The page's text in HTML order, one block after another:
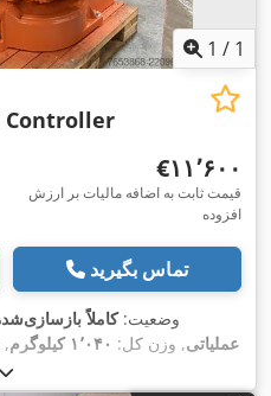
1 / 1
Controller
‎€۱۱٬۶۰۰
قیمت ثابت به اضافه مالیات بر ارزش
افزوده
تماس بگیرید
وضعیت:کاملاً
عملیاتی, وزن کل: ۱٬۰۴۰ کیلوگرم ,
, تولیدکننده کنترلر:ABB